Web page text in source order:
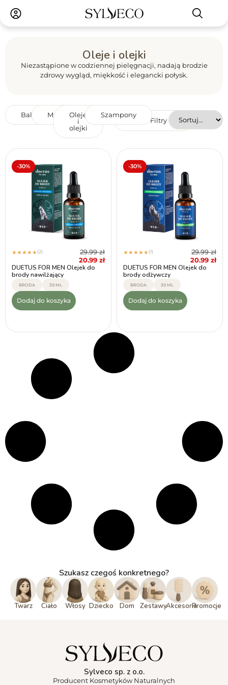
Oleje i olejki
Niezastąpione w codziennej pielęgnacji, nadają brodzie
zdrowy wygląd, miękkość i elegancki połysk.
Filtry
BalsamyMasła
Oleje
i
olejki
Szampony
-30%
★★★★★(2) 29.99zł
20.99 zł
DUETUS FOR MEN Olejek do
brody nawilżający
BRODA 30 ML
Dodaj do koszyka
-30%
★★★★★(1) 29.99zł
20.99 zł
DUETUS FOR MEN Olejek do
brody odżywczy
BRODA 30 ML
Dodaj do koszyka
Szukasz czegoś konkretnego?
Twarz Ciało Włosy Dziecko Dom ZestawyAkcesoriaPromocje
Sylveco sp. z o.o.
Producent Kosmetyków Naturalnych